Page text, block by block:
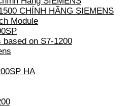
CHÍNH HÃNG SIEMENS
Module
based on S7-1200
HA